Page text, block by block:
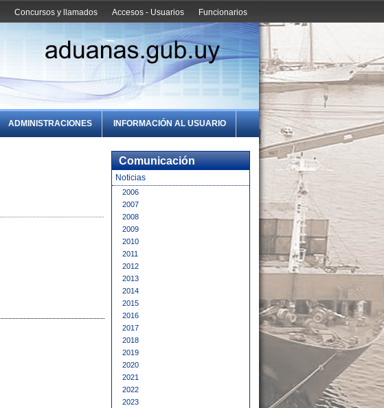
Funcionarios
Accesos - Usuarios
Concursos y llamados
ADMINISTRACIONES INFORMACIÓN AL USUARIO
Comunicación
Noticias
2006
2007
2008
2009
2010
2011
2012
2013
2014
2015
2016
2017
2018
2019
2020
2021
2022
2023